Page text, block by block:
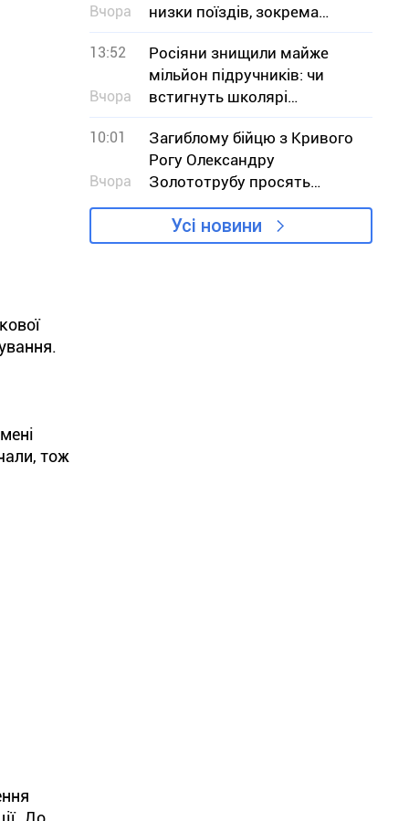
тож
Вчора
низки поїздів, зокрема
сполученням з Кривим
Рогом
13:52
Вчора
Росіяни знищили майже
мільйон підручників: чи
встигнуть школярі
отримати книги до
навчального року
10:01
Вчора
Загиблому бійцю з Кривого
Рогу Олександру
Золототрубу просять
присвоїти звання Героя
України
Усі новини